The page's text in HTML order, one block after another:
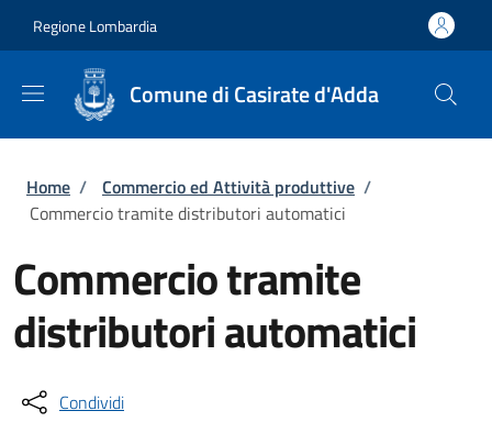
Regione Lombardia
Comune di Casirate d'Adda
Briciole di pane
Home / Commercio ed Attività produttive /
Commercio tramite distributori automatici
Commercio tramite
distributori automatici
Condividi